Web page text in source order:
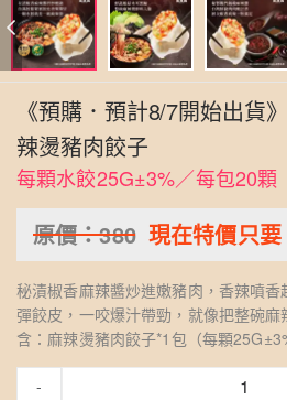
《預購．預計8/7開始出貨
辣燙豬肉餃子
每顆水餃25G±3%／每包20顆
原價：380 現在特價只要
秘漬椒香麻辣醬炒進嫩豬肉，香辣噴
彈餃皮，一咬爆汁帶勁，就像把整碗
含：麻辣燙豬肉餃子*1包（每顆
-